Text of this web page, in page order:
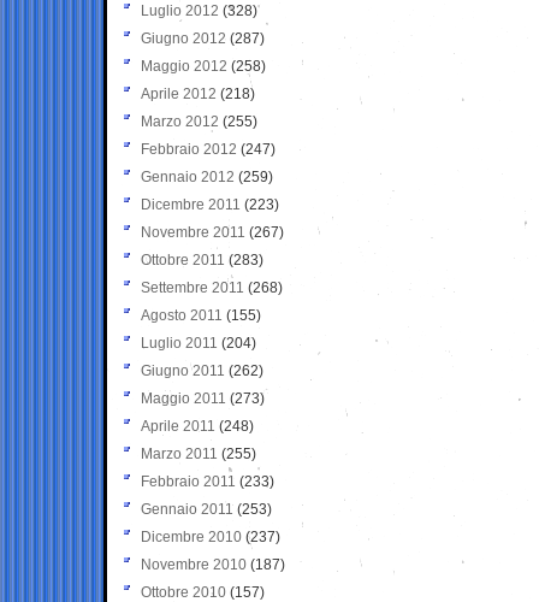
Luglio 2012 (328)
Giugno 2012 (287)
Maggio 2012 (258)
Aprile 2012 (218)
Marzo 2012 (255)
Febbraio 2012 (247)
Gennaio 2012 (259)
Dicembre 2011 (223)
Novembre 2011 (267)
Ottobre 2011 (283)
Settembre 2011 (268)
Agosto 2011 (155)
Luglio 2011 (204)
Giugno 2011 (262)
Maggio 2011 (273)
Aprile 2011 (248)
Marzo 2011 (255)
Febbraio 2011 (233)
Gennaio 2011 (253)
Dicembre 2010 (237)
Novembre 2010 (187)
Ottobre 2010 (157)